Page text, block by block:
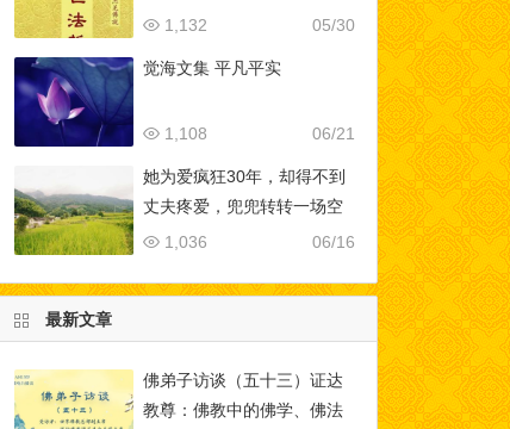
05/30
1,132
觉海文集 平凡平实
06/21
1,108
她为爱疯狂30年，却得不到
丈夫疼爱，兜兜转转一场空
06/16
1,036
最新文章
佛弟子访谈（五十三）证达
教尊：佛教中的佛学、佛法